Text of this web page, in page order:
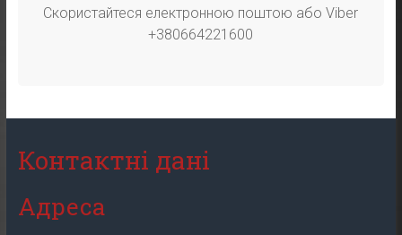
Скористайтеся електронною поштою або Viber
+380664221600
Контактні дані
Адреса